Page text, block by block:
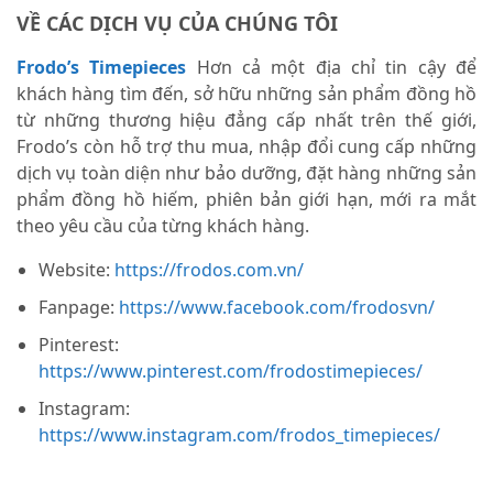
VỀ CÁC DỊCH VỤ CỦA CHÚNG TÔI
Frodo’s Timepieces Hơn cả một địa chỉ tin cậy để
khách hàng tìm đến, sở hữu những sản phẩm đồng hồ
từ những thương hiệu đẳng cấp nhất trên thế giới,
Frodo’s còn hỗ trợ thu mua, nhập đổi cung cấp những
dịch vụ toàn diện như bảo dưỡng, đặt hàng những sản
phẩm đồng hồ hiếm, phiên bản giới hạn, mới ra mắt
theo yêu cầu của từng khách hàng.
Website: https://frodos.com.vn/
Fanpage: https://www.facebook.com/frodosvn/
Pinterest:
https://www.pinterest.com/frodostimepieces/
Instagram:
https://www.instagram.com/frodos_timepieces/